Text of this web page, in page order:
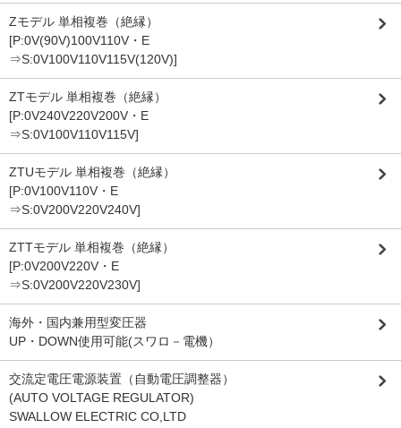
Zモデル 単相複巻（絶縁）
[P:0V(90V)100V110V・E
⇒S:0V100V110V115V(120V)]
ZTモデル 単相複巻（絶縁）
[P:0V240V220V200V・E
⇒S:0V100V110V115V]
ZTUモデル 単相複巻（絶縁）
[P:0V100V110V・E
⇒S:0V200V220V240V]
ZTTモデル 単相複巻（絶縁）
[P:0V200V220V・E
⇒S:0V200V220V230V]
海外・国内兼用型変圧器
UP・DOWN使用可能(スワロ－電機）
交流定電圧電源装置（自動電圧調整器）
(AUTO VOLTAGE REGULATOR)
SWALLOW ELECTRIC CO,LTD